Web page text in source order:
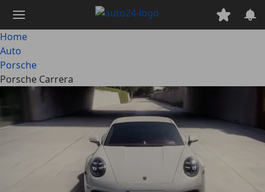
contenuto
principale
Home
Auto
Porsche
Porsche Carrera